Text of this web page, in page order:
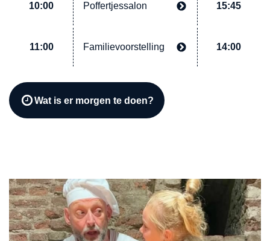
10:00 Poffertjessalon 15:45
11:00 Familievoorstelling 14:00
Wat is er morgen te doen?